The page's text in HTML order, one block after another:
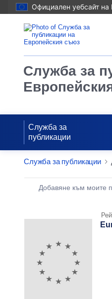
Официален уебсайт
Служба за
Служба за
публикации
Служба за публикации
Publication
Добавяне към моите